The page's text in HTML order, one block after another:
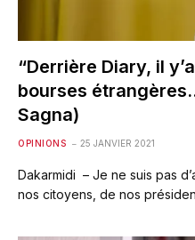
“Derrière Diary, il
bourses
Sagna)
OPINIONS 25 JANVIER 2021
Dakarmidi – Je ne suis pas
nos citoyens, de nos